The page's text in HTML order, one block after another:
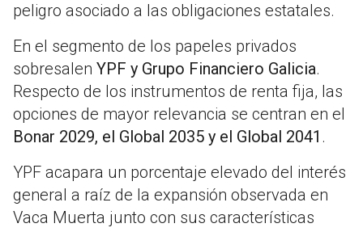
peligro asociado a las obligaciones estatales.
En el segmento de los papeles privados
sobresalen YPF y Grupo Financiero Galicia.
Respecto de los instrumentos de renta fija, las
opciones de mayor relevancia se centran en el
Bonar 2029, el Global 2035 y el Global 2041 .
YPF acapara un porcentaje elevado del interés
general a raíz de la expansión observada en
Vaca Muerta junto con sus características